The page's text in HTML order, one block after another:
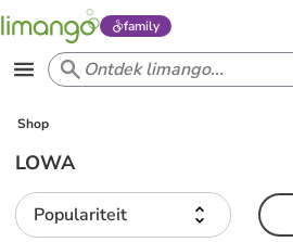
family
Shop
LOWA
Populariteit